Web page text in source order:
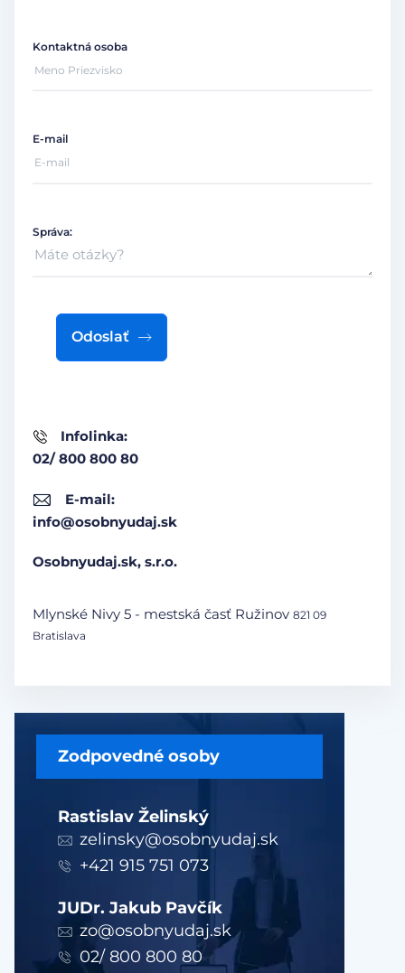
Zodpovedné osoby
Rastislav Želinský
zelinsky@osobnyudaj.sk
+421 915 751 073
JUDr. Jakub Pavčík
zo@osobnyudaj.sk
02/ 800 800 80
Infolinka:
02/ 800 800 80
E-mail:
info@osobnyudaj.sk
Osobnyudaj.sk, s.r.o.
Mlynské Nivy 5 - mestská časť Ružinov 821 09
Bratislava
Kontaktná osoba
E-mail
Správa:
Odoslať